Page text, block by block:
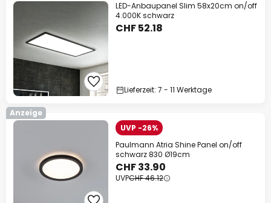
LED-Anbaupanel Slim 58x20cm on/off
4.000K schwarz
CHF 52.18
Lieferzeit: 7 - 11 Werktage
Anzeige
UVP -26%
Paulmann Atria Shine Panel on/off
schwarz 830 Ø19cm
CHF 33.90
UVPCHF 46.12